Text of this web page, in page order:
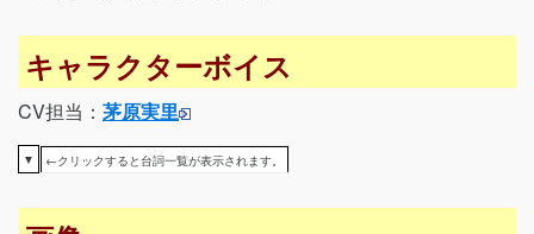
キャラクターボイス
CV担当： 茅原実里
▼ ←クリックすると台詞一覧が表示されます。